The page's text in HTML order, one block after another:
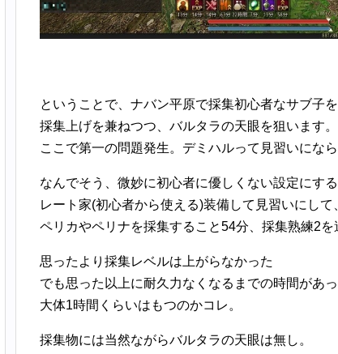
ということで、ナバン平原で採集初心者なサブ子を
採集上げを兼ねつつ、バルタラの天眼を狙います。
ここで第一の問題発生。デミハルって見習いにな
なんでそう、微妙に初心者に優しくない設定にする
レート家(初心者から使える)装備して見習いにして
ペリカやペリナを採集すること54分、採集熟練2を
思ったより採集レベルは上がらなかった
でも思った以上に耐久力なくなるまでの時間があっ
大体1時間くらいはもつのかコレ。
採集物には当然ながらバルタラの天眼は無し。